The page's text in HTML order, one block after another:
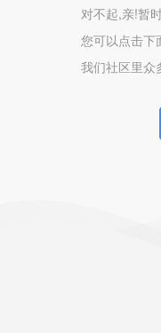
对不起,亲!暂
您可以点击下
我们社区里众